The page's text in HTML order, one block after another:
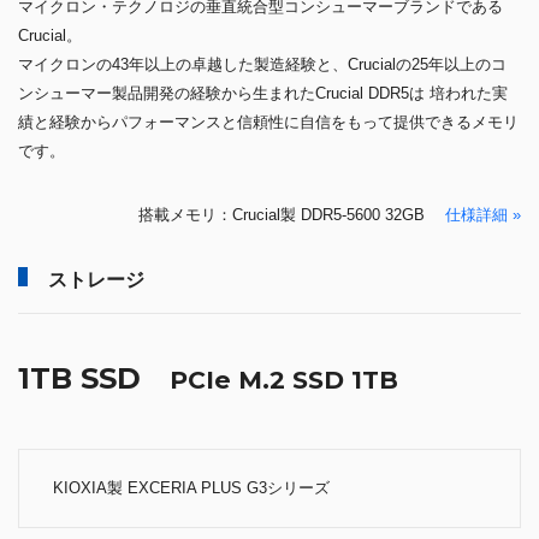
マイクロン・テクノロジの垂直統合型コンシューマーブランドである
Crucial。
マイクロンの43年以上の卓越した製造経験と、Crucialの25年以上のコ
ンシューマー製品開発の経験から生まれたCrucial DDR5は 培われた実
績と経験からパフォーマンスと信頼性に自信をもって提供できるメモリ
です。
搭載メモリ：Crucial製 DDR5-5600 32GB 仕様詳細 »
ストレージ
1TB SSD PCIe M.2 SSD 1TB
KIOXIA製 EXCERIA PLUS G3シリーズ